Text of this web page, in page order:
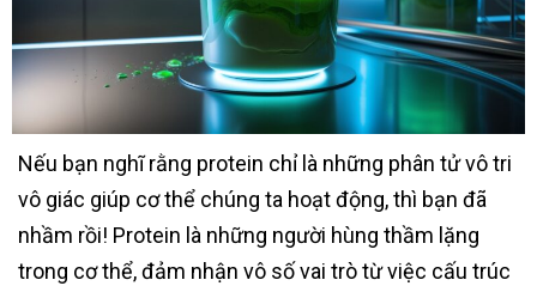
Nếu bạn nghĩ rằng protein chỉ là những phân tử vô tri
vô giác giúp cơ thể chúng ta hoạt động, thì bạn đã
nhầm rồi! Protein là những người hùng thầm lặng
trong cơ thể, đảm nhận vô số vai trò từ việc cấu trúc